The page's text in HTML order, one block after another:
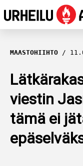
OLYMPIALAISET
MAASTOHIIHTO
AMPUMAHIIHTO
YLEISURHEILU
MAASTOHIIHTO
viestin
tämä ei